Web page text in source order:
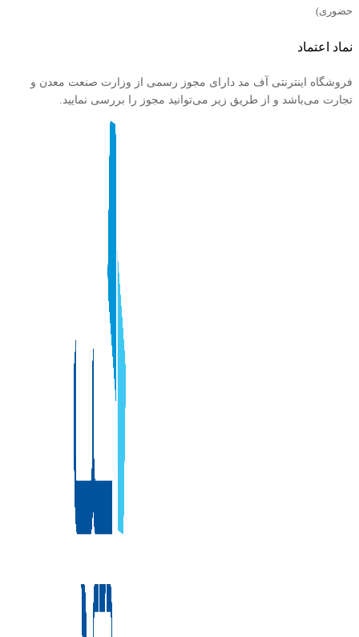
حضوری)
نماد اعتماد
فروشگاه اینترنتی آف مد دارای مجوز رسمی از وزارت صنعت معدن و
تجارت می‌باشد و از طریق زیر می‌توانید مجوز را بررسی نمایید.